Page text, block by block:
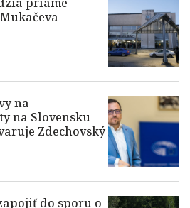
na
na Slovensku
Zdechovský
do sporu o